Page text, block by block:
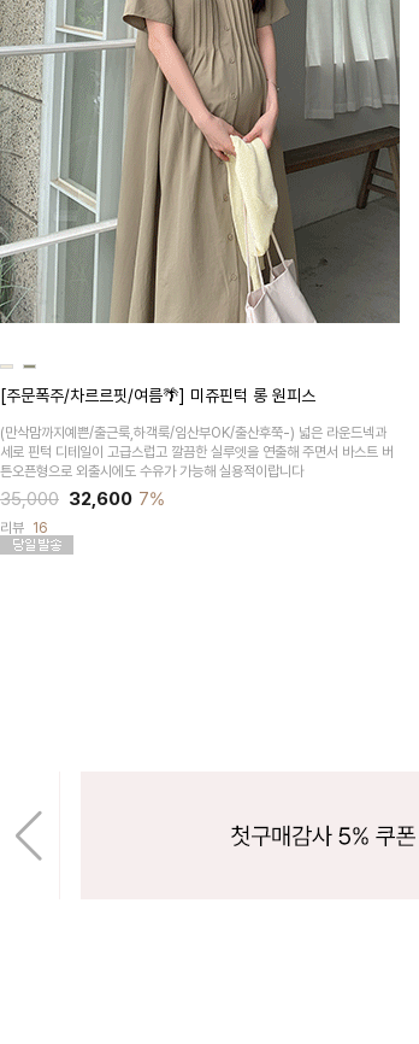
[주문폭주/차르르핏/여름🌴] 미쥬핀턱 롱 원피스
(만삭맘까지예쁜/출근룩,하객룩/임산부OK/출산후쭉-) 넓은 라운드넥과
세로 핀턱 디테일이 고급스럽고 깔끔한 실루엣을 연출해 주면서 바스트 버
튼오픈형으로 외출시에도 수유가 가능해 실용적이랍니다
35,000 32,600 7%
리뷰 16